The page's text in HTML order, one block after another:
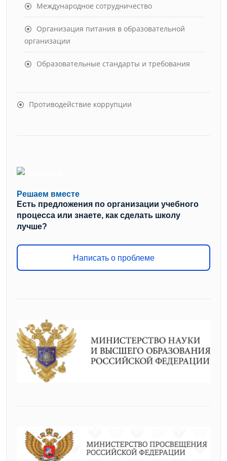
Международное сотрудничество
Организация питания в образовательной
организации
Образовательные стандарты и требования
Противодействие коррупции
Решаем вместе
Есть предложения по организации учебного
процесса или знаете, как сделать школу
лучше?
Написать о проблеме